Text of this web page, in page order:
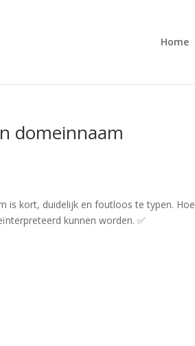
Home
domeinnaam
is kort, duidelijk en foutloos te typen. Hoe
kunnen worden. ✅